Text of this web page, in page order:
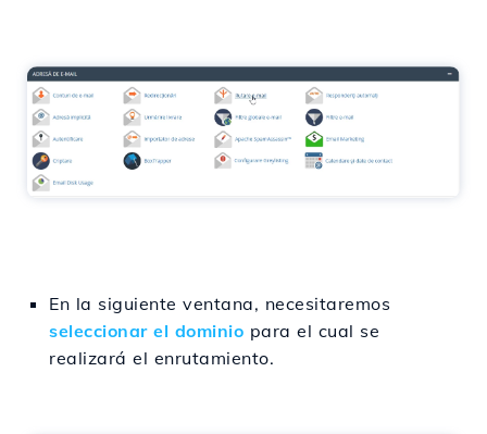
En la siguiente ventana, necesitaremos
seleccionar el dominio para el cual se
realizará el enrutamiento.